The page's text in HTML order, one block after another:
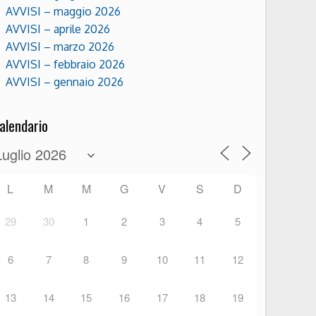
AVVISI – maggio 2026
AVVISI – aprile 2026
AVVISI – marzo 2026
AVVISI – febbraio 2026
AVVISI – gennaio 2026
L M M G V S D
29 30 1 2 3 4 5
6 7 8 9 10 11 12
13 14 15 16 17 18 19